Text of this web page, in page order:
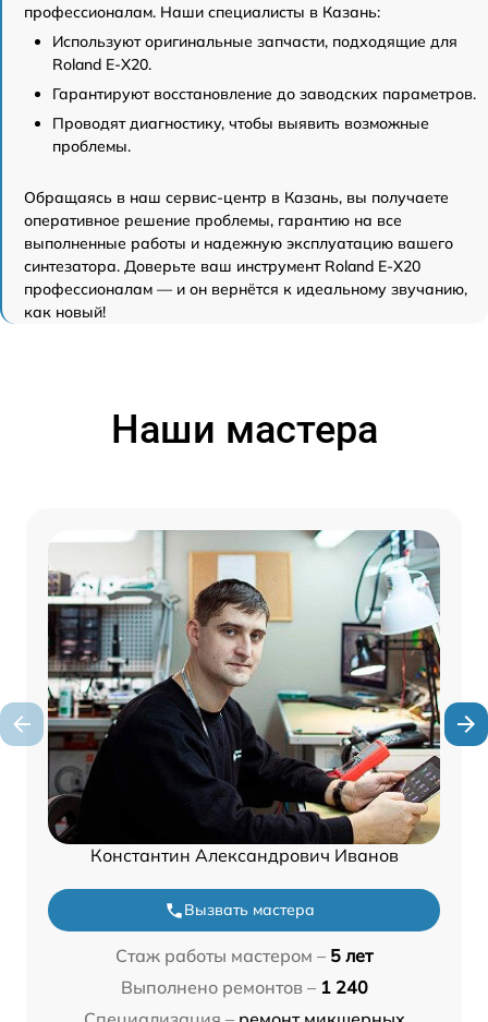
профессионалам. Наши специалисты в Казань:
Используют оригинальные запчасти, подходящие для
Roland E-X20.
Гарантируют восстановление до заводских параметров.
Проводят диагностику, чтобы выявить возможные
проблемы.
Обращаясь в наш сервис-центр в Казань, вы получаете
оперативное решение проблемы, гарантию на все
выполненные работы и надежную эксплуатацию вашего
синтезатора. Доверьте ваш инструмент Roland E-X20
профессионалам — и он вернётся к идеальному звучанию,
как новый!
Наши мастера
Константин Александрович Иванов
Вызвать мастера
Стаж работы мастером – 5 лет
Выполнено ремонтов – 1 240